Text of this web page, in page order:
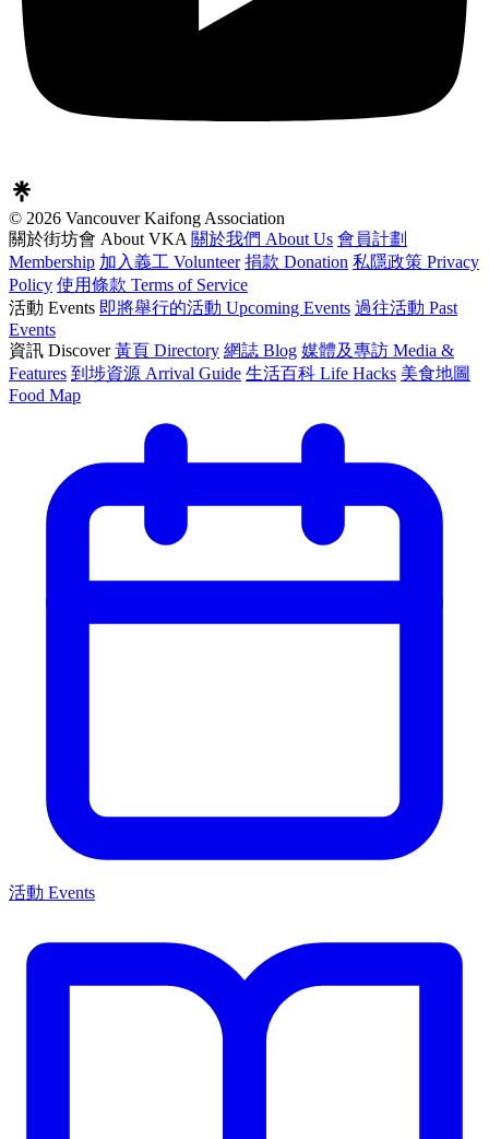
© 2026 Vancouver Kaifong Association
關於街坊會 About VKA 關於我們 About Us 會員計劃
Membership 加入義工 Volunteer 捐款 Donation 私隱政策 Privacy
Policy 使用條款 Terms of Service
活動 Events 即將舉行的活動 Upcoming Events 過往活動 Past
Events
資訊 Discover 黃頁 Directory 網誌 Blog 媒體及專訪 Media &
Features 到埗資源 Arrival Guide 生活百科 Life Hacks 美食地圖
Food Map
活動 Events